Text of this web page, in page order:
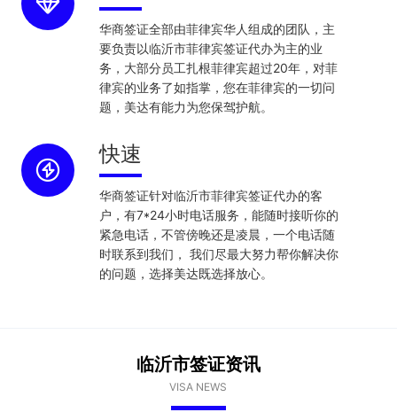
华商签证全部由菲律宾华人组成的团队，主
要负责以临沂市菲律宾签证代办为主的业
务，大部分员工扎根菲律宾超过20年，对菲
律宾的业务了如指掌，您在菲律宾的一切问
题，美达有能力为您保驾护航。
快速
华商签证针对临沂市菲律宾签证代办的客
户，有7*24小时电话服务，能随时接听你的
紧急电话，不管傍晚还是凌晨，一个电话随
时联系到我们， 我们尽最大努力帮你解决你
的问题，选择美达既选择放心。
临沂市签证资讯
VISA NEWS